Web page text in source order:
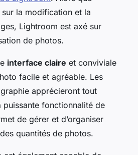
la modification et la
Lightroom est axé sur
de photos.
interface claire et conviviale
facile et agréable. Les
apprécieront tout
puissante fonctionnalité de
de gérer et d’organiser
quantités de photos.